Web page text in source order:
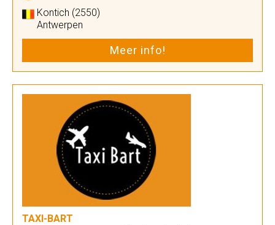
Kontich (2550)
Antwerpen
Meer info!
TAXI-BART